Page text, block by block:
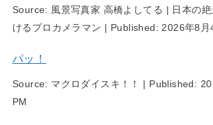
Source: 風景写真家 高橋よしてる | 日本の
けるプロカメラマン | Published: 2026年8
パッ！
Source: マクロダイスキ！！ | Published:
PM